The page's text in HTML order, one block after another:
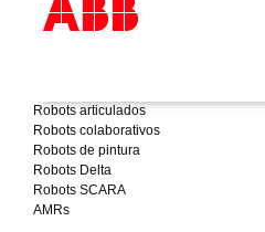
Industrias
Servicios
Sobre ABB
Dónde comprar
Contáctanos
Robots
Robots articulados
Robots colaborativos
Robots de pintura
Robots Delta
Robots SCARA
AMRs